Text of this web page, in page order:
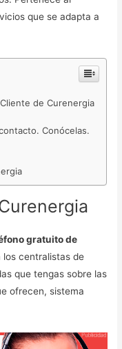
que se adapta a
de Curenergia
Conócelas.
gratuito de
centralistas de
que tengas sobre las
ofrecen, sistema